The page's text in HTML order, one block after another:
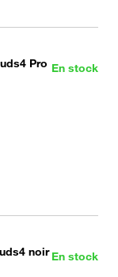
En stock
Pro
En stock
noir